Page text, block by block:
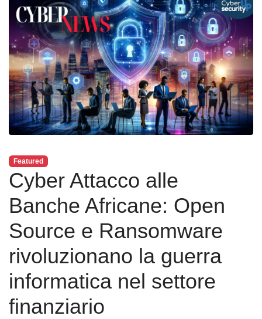
Featured
Cyber Attacco alle
Banche Africane: Open
Source e Ransomware
rivoluzionano la guerra
informatica nel settore
finanziario